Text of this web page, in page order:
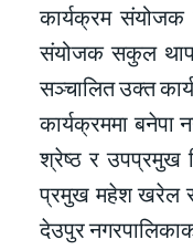
कार्यक्रम संयोजक
संयोजक सकुल थापा
सञ्चालित उक्त
कार्यक्रममा बनेपा
श्रेष्ठ र उपप्रमुख
प्रमुख महेश खरेल र
देउपुर